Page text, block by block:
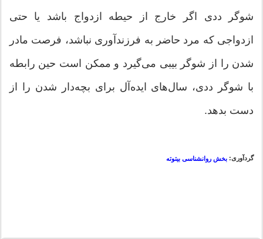
شوگر ددی اگر خارج از حیطه ازدواج باشد یا حتی
ازدواجی که مرد حاضر به فرزندآوری نباشد، فرصت مادر
شدن را از شوگر بیبی می‌گیرد و ممکن است حین رابطه
با شوگر ددی، سال‌های ایده‌آل برای بچه‌دار شدن را از
دست بدهد.
گردآوری: بخش روانشناسی بیتوته